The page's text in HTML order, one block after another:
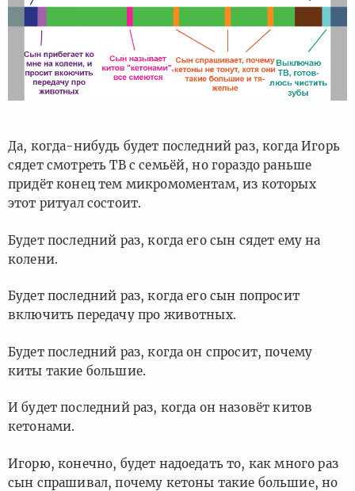
Да, когда-нибудь будет последний раз, когда Игорь
сядет смотреть ТВ с семьёй, но гораздо раньше
придёт конец тем микромоментам, из которых
этот ритуал состоит.
Будет последний раз, когда его сын сядет ему на
колени.
Будет последний раз, когда его сын попросит
включить передачу про животных.
Будет последний раз, когда он спросит, почему
киты такие большие.
И будет последний раз, когда он назовёт китов
кетонами.
Игорю, конечно, будет надоедать то, как много раз
сын спрашивал, почему кетоны такие большие, но